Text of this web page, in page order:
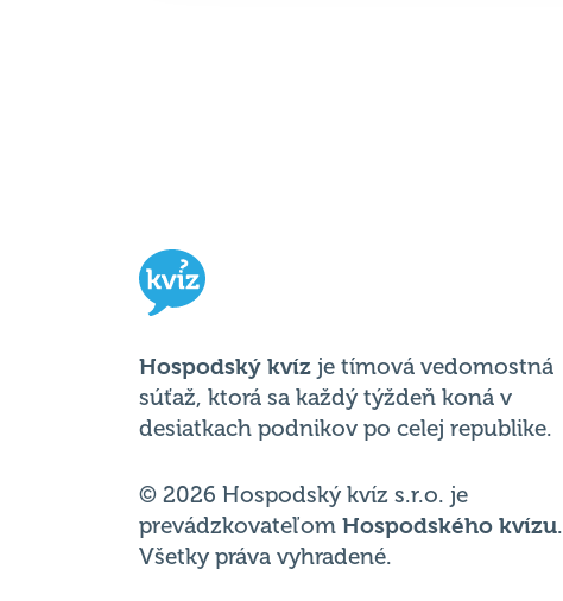
Hospodský kvíz je tímová vedomostná
súťaž, ktorá sa každý týždeň koná v
desiatkach podnikov po celej republike.
© 2026 Hospodský kvíz s.r.o. je
prevádzkovateľom Hospodského kvízu.
Všetky práva vyhradené.